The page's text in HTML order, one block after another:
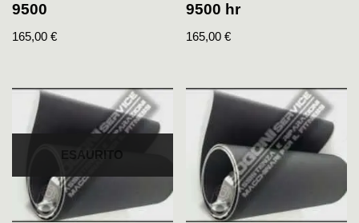
9500
165,00 €
9500 hr
165,00€
ESAURITO